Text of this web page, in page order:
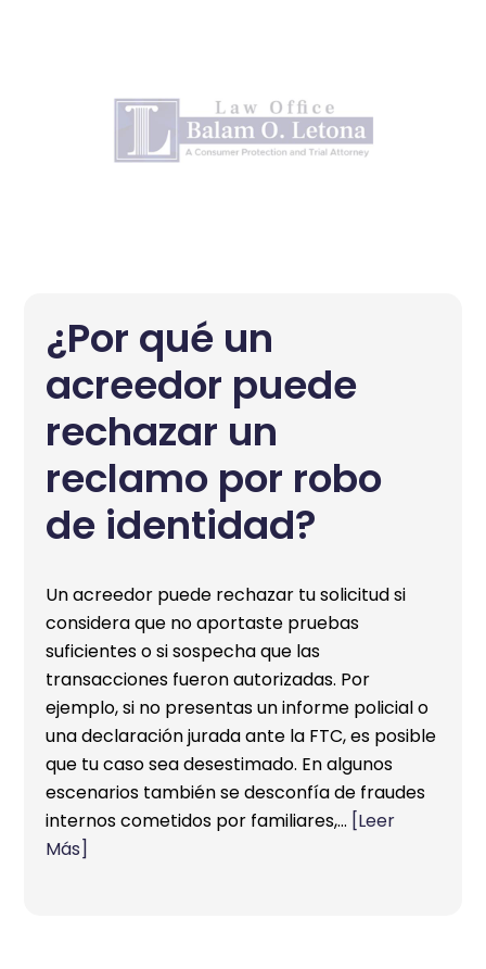
¿Por qué un
acreedor puede
rechazar un
reclamo por robo
de identidad?
Un acreedor puede rechazar tu solicitud si
considera que no aportaste pruebas
suficientes o si sospecha que las
transacciones fueron autorizadas. Por
ejemplo, si no presentas un informe policial o
una declaración jurada ante la FTC, es posible
que tu caso sea desestimado. En algunos
escenarios también se desconfía de fraudes
internos cometidos por familiares,… [Leer
Más]